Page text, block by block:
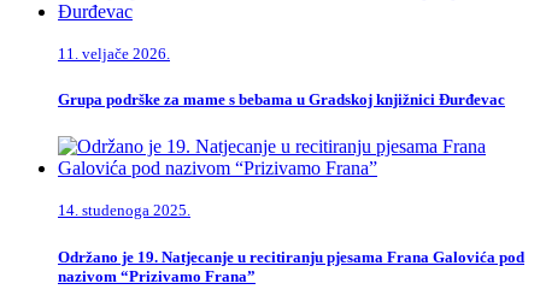
11. veljače 2026.
Grupa podrške za mame s bebama u Gradskoj knjižnici Đurđevac
14. studenoga 2025.
Održano je 19. Natjecanje u recitiranju pjesama Frana Galovića pod
nazivom “Prizivamo Frana”